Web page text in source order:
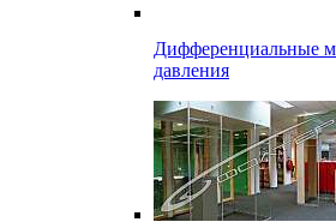
Дифференциальные
давления